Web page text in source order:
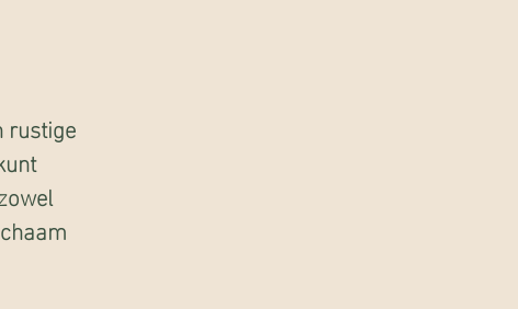
rustige